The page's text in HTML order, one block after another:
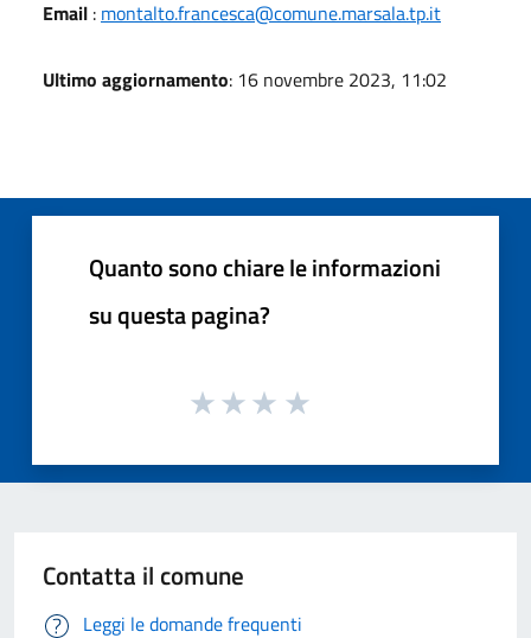
Email : montalto.francesca@comune.marsala.tp.it
Ultimo aggiornamento: 16 novembre 2023, 11:02
Quanto sono chiare le informazioni
su questa pagina?
Contatta il comune
Leggi le domande frequenti